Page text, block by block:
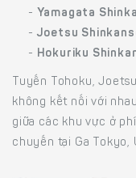
- Yamagata
- Joetsu
- Hokuriku
Tuyến Tohoku,
không kết nối với
giữa các khu vực ở
chuyến tại Ga Tokyo,